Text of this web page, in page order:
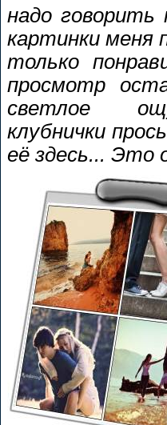
надо
картинки меня
только
просмотр
светлое
клубнички
её здесь...